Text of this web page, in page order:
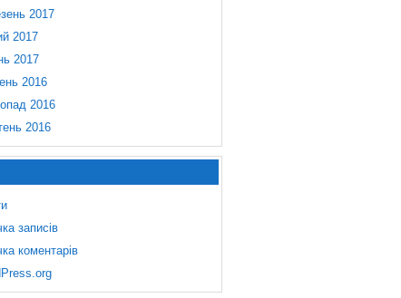
2017
2017
2017
2016
2016
2016
записів
коментарів